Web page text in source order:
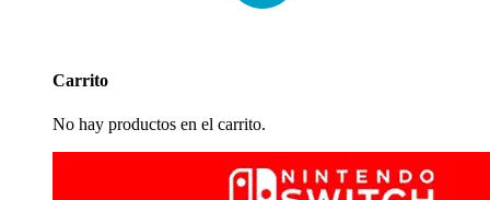
Carrito
No hay productos en el carrito.